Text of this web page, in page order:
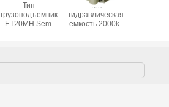
Тип
грузоподъемник
ET20MH Semi
паллета
Тип
гидравлическая
емкость 2000kg
идя тележки
поддонов